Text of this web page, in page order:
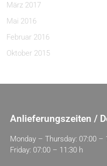
März 2017
Mai 2016
Februar 2016
Oktober 2015
Anlieferungszeiten /
Monday – Thursday: 07:00 –
Friday: 07:00 – 11:30 h